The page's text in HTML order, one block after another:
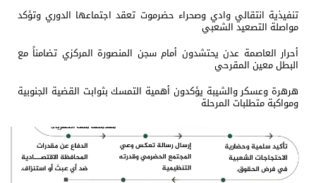
تنفيذية انتقالي وادي وصحراء حضرموت تعقد اجتماعها الدوري وتؤكد
مواصلة التصعيد الشعبي
أحرار العاصمة عدن يحتشدون أمام سجن المنصورة المركزي تضامناً مع
البطل معين المقرحي
هرهرة وعسكر والشيبة يؤكدون أهمية التمسك بثوابت القضية الجنوبية
ومواكبة متطلبات المرحلة